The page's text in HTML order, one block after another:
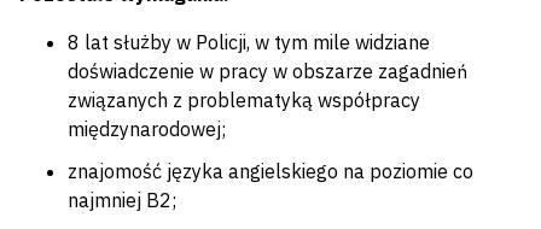
8 lat służby w Policji, w tym mile widziane
doświadczenie w pracy w obszarze zagadnień
związanych z problematyką współpracy
międzynarodowej;
znajomość języka angielskiego na poziomie co
najmniej B2;